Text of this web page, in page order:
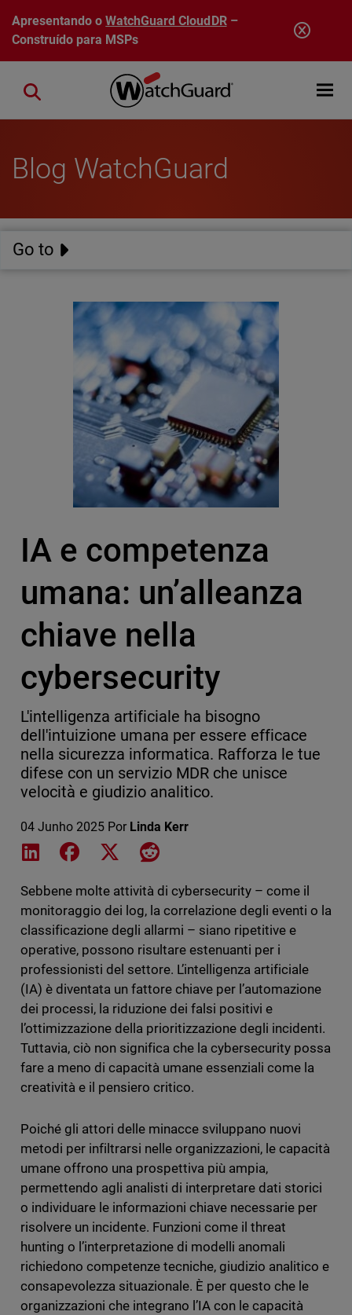
Pular para o conteúdo principal
Apresentando oWatchGuard CloudDR–
Construído para MSPs
Open
Close search
Blog WatchGuard
Go to
IA e competenza
umana: un’alleanza
chiave nella
cybersecurity
L'intelligenza artificiale ha bisogno
dell'intuizione umana per essere efficace
nella sicurezza informatica. Rafforza le tue
difese con un servizio MDR che unisce
velocità e giudizio analitico.
04 Junho 2025 Por Linda Kerr
Share on LinkedIn
Share on Facebook
Share on XShare on Reddit
Sebbene molte attività di cybersecurity – come il
monitoraggio dei log, la correlazione degli eventi o la
classificazione degli allarmi – siano ripetitive e
operative, possono risultare estenuanti per i
professionisti del settore. L’intelligenza artificiale
(IA) è diventata un fattore chiave per l’automazione
dei processi, la riduzione dei falsi positivi e
l’ottimizzazione della prioritizzazione degli incidenti.
Tuttavia, ciò non significa che la cybersecurity possa
fare a meno di capacità umane essenziali come la
creatività e il pensiero critico.
Poiché gli attori delle minacce sviluppano nuovi
metodi per infiltrarsi nelle organizzazioni, le capacità
umane offrono una prospettiva più ampia,
permettendo agli analisti di interpretare dati storici
o individuare le informazioni chiave necessarie per
risolvere un incidente. Funzioni come il threat
hunting o l’interpretazione di modelli anomali
richiedono competenze tecniche, giudizio analitico e
consapevolezza situazionale. È per questo che le
organizzazioni che integrano l’IA con le capacità